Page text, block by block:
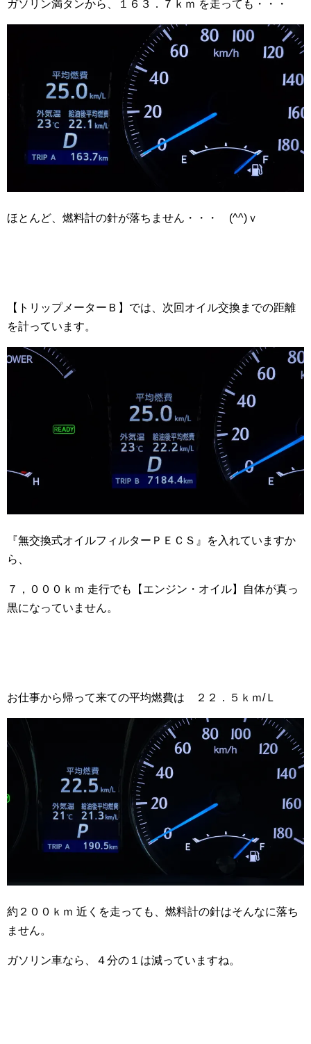
ガソリン満タンから、１６３．７ｋｍ を走っても・・・
ほとんど、燃料計の針が落ちません・・・ (^^)ｖ
【トリップメーターＢ】では、次回オイル交換までの距離
を計っています。
『無交換式オイルフィルターＰＥＣＳ』を入れていますか
ら、
７，０００ｋｍ 走行でも【エンジン・オイル】自体が真っ
黒になっていません。
お仕事から帰って来ての平均燃費は ２２．５ｋｍ/Ｌ
約２００ｋｍ 近くを走っても、燃料計の針はそんなに落ち
ません。
ガソリン車なら、４分の１は減っていますね。